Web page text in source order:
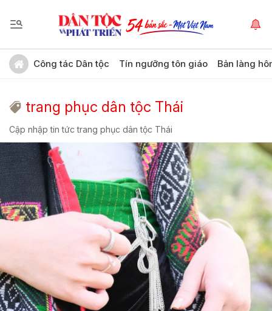
Công tác Dân tộc Tín ngưỡng tôn giáo Bản làng
trang phục dân tộc Thái
Cập nhập tin tức trang phục dân tộc Thái